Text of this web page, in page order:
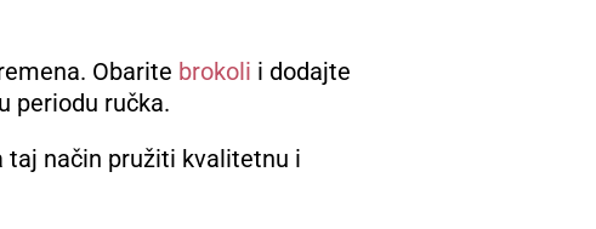
Obarite brokoli i dodajte
periodu ručka.
taj način pružiti kvalitetnu i